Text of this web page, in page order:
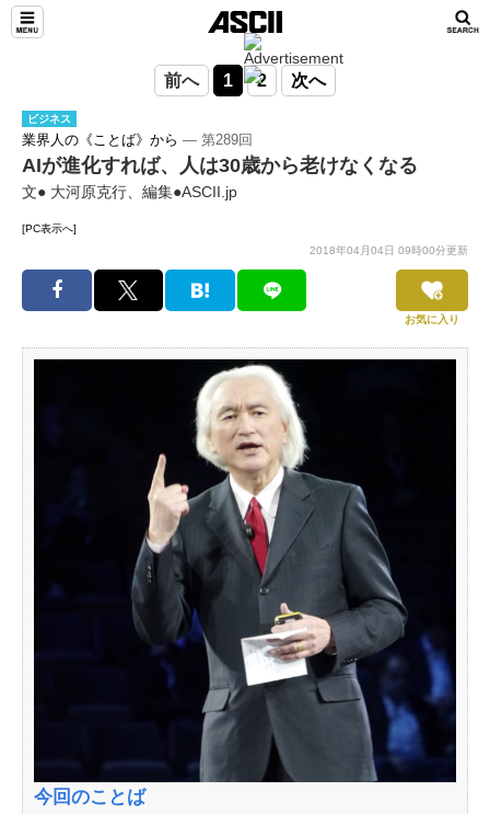
前へ 1 2 次へ
ビジネス
業界人の《ことば》から ― 第289回
AIが進化すれば、人は30歳から老けなくなる
文● 大河原克行、編集●ASCII.jp
[PC表示へ]
2018年04月04日 09時00分更新
お気に入り
今回のことば